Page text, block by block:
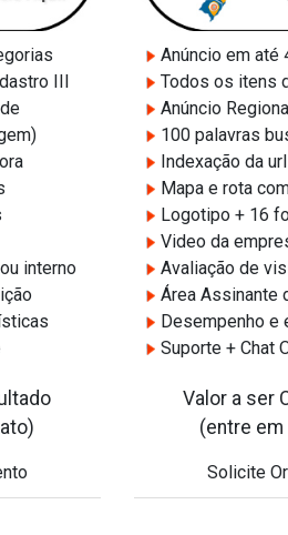
III
interno
Anúncio em até
Todos os itens
Anúncio
100 palavras
Indexação da
Mapa e rota
Logotipo + 16
Video da
Avaliação de
Área Assinante
Desempenho e
Suporte + Chat
Valor a ser
(entre
Solicite